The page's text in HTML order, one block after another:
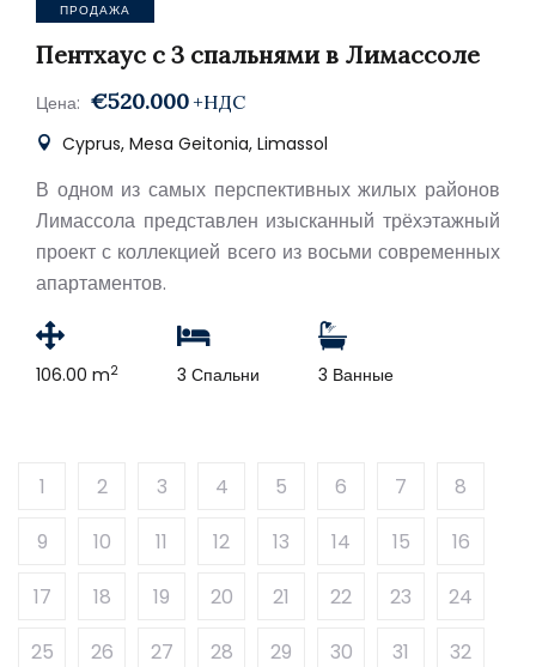
ПРОДАЖА
Пентхаус с 3 спальнями в Лимассоле
Цена: €520.000 +НДС
Cyprus, Mesa Geitonia, Limassol
В одном из самых перспективных жилых районов
Лимассола представлен изысканный трёхэтажный
проект с коллекцией всего из восьми современных
апартаментов.
106.00 m2 3 Спальни 3 Ванные
1 2 3 4 5 6 7
8
9
10 11 12 13 14 15
16
17
18 19 20 21 22 23
24
25
26 27 28 29 30 31
32